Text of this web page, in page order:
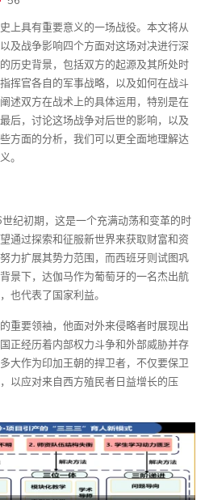
上具有重要意义的一场战役。本文将从
及战争影响四个方面对这场对决进行深
历史背景，包括双方的起源及其所处时
挥官各自的军事战略，以及如何在战斗
述双方在战术上的具体运用，特别是在
后，讨论这场战争对后世的影响，以及
方面的分析，我们可以更全面地理解达
。
纪初期，这是一个充满动荡和变革的时
通过探索和征服新世界来获取财富和资
力扩展其势力范围，而西班牙则试图巩
景下，达伽马作为葡萄牙的一名杰出航
也代表了国家利益。
重要领袖，他面对外来侵略者时展现出
正经历着内部权力斗争和外部威胁并存
大作为印加王朝的捍卫者，不仅要保卫
以应对来自西方殖民者日益增长的压